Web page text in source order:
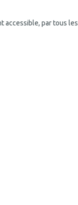
accessible, par tous les